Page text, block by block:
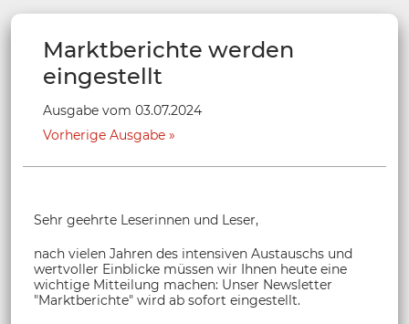
Marktberichte werden
eingestellt
Ausgabe vom 03.07.2024
Vorherige Ausgabe
Sehr geehrte Leserinnen und Leser,
nach vielen Jahren des intensiven Austauschs und
wertvoller Einblicke müssen wir Ihnen heute eine
wichtige Mitteilung machen: Unser Newsletter
"Marktberichte" wird ab sofort eingestellt.